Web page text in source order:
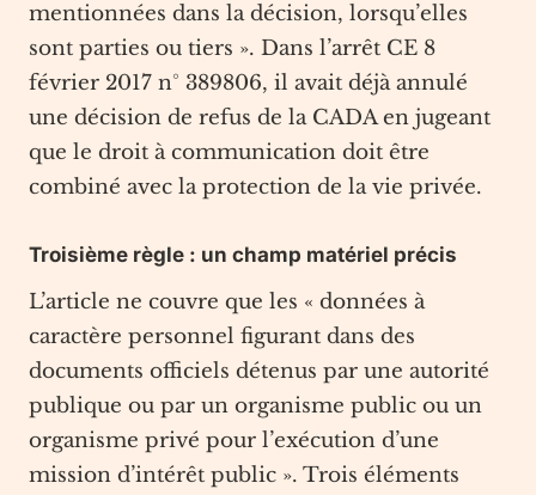
mentionnées dans la décision, lorsqu’elles
sont parties ou tiers ». Dans l’arrêt CE 8
février 2017 n° 389806, il avait déjà annulé
une décision de refus de la CADA en jugeant
que le droit à communication doit être
combiné avec la protection de la vie privée.
Troisième règle : un champ matériel précis
L’article ne couvre que les « données à
caractère personnel figurant dans des
documents officiels détenus par une autorité
publique ou par un organisme public ou un
organisme privé pour l’exécution d’une
mission d’intérêt public ». Trois éléments